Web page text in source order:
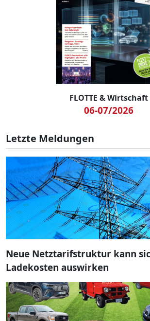
FLOTTE & Wirtschaft
06-07/2026
Letzte Meldungen
Neue Netztarifstruktur kann
Ladekosten auswirken